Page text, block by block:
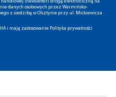
(newsletter) drogą elektroniczną na
danych osobowych przez Warmińsko-
z siedzibą w Olsztynie przy ul. Mickiewicza
i mają zastosowanie Polityka prywatności